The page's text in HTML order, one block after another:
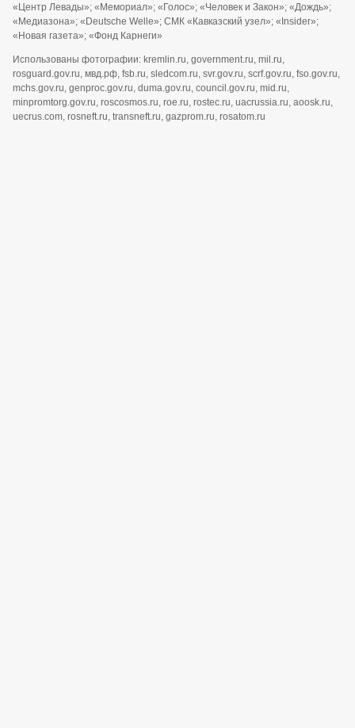
«Центр Левады»; «Мемориал»; «Голос»; «Человек и Закон»; «Дождь»;
«Медиазона»; «Deutsche Welle»; СМК «Кавказский узел»; «Insider»;
«Новая газета»; «Фонд Карнеги»
Использованы фотографии: kremlin.ru, government.ru, mil.ru,
rosguard.gov.ru, мвд.рф, fsb.ru, sledcom.ru, svr.gov.ru, scrf.gov.ru, fso.gov.ru,
mchs.gov.ru, genproc.gov.ru, duma.gov.ru, council.gov.ru, mid.ru,
minpromtorg.gov.ru, roscosmos.ru, roe.ru, rostec.ru, uacrussia.ru, aoosk.ru,
uecrus.com, rosneft.ru, transneft.ru, gazprom.ru, rosatom.ru